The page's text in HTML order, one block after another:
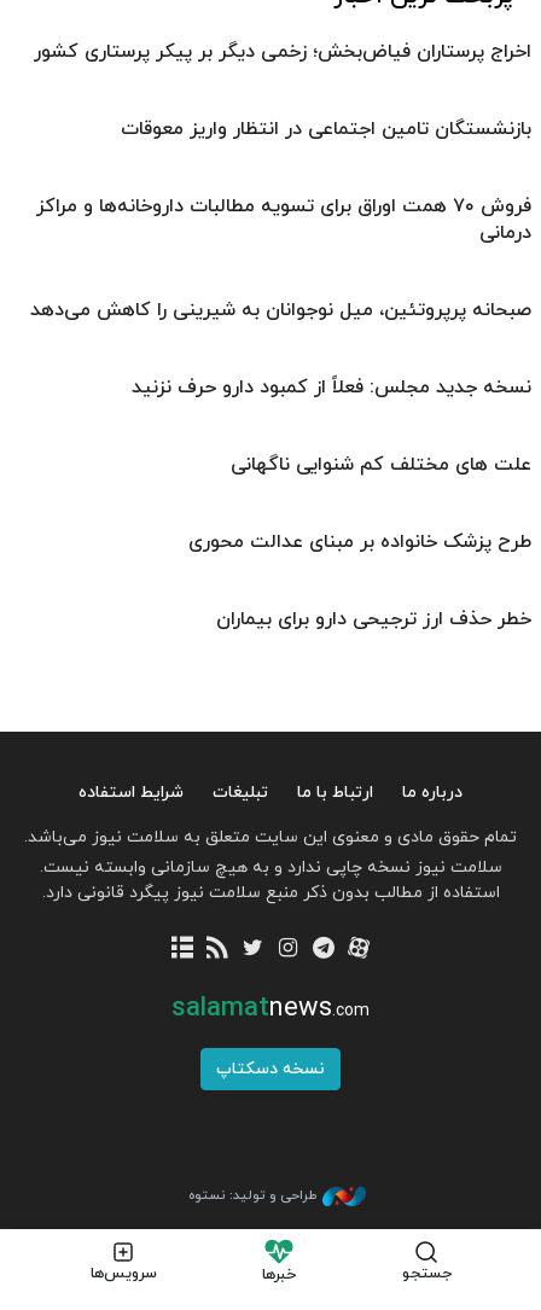
اخراج پرستاران فیاض‌بخش؛ زخمی دیگر بر پیکر پرستاری کشور
بازنشستگان تامین اجتماعی در انتظار واریز معوقات
فروش ۷۰ همت اوراق برای تسویه مطالبات داروخانه‌ها و مراکز
درمانی
صبحانه پرپروتئین، میل نوجوانان به شیرینی را کاهش می‌دهد
نسخه جدید مجلس: فعلاً از کمبود دارو حرف نزنید
علت های مختلف کم شنوایی ناگهانی
طرح پزشک خانواده بر مبنای عدالت محوری
خطر حذف ارز ترجیحی دارو برای بیماران
جستجو خبرها سرویس‌ها
درباره ما ارتباط با ما تبلیغات
شرایط استفاده
تمام حقوق مادی و معنوی این سایت متعلق به سلامت نیوز می‌باشد.
سلامت نیوز نسخه چاپی ندارد و به هیچ سازمانی وابسته نیست.
استفاده از مطالب بدون ذکر منبع سلامت نیوز پیگرد قانونی دارد.
salamatnews.com
نسخه دسکتاپ
طراحی و تولید: نستوه